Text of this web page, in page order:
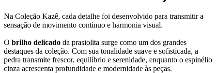
Na Coleção Kazê, cada detalhe foi desenvolvido para transmitir a
sensação de movimento contínuo e harmonia visual.
O brilho delicado da prasiolita surge como um dos grandes
destaques da coleção. Com sua tonalidade suave e sofisticada, a
pedra transmite frescor, equilíbrio e serenidade, enquanto o espinélio
cinza acrescenta profundidade e modernidade às peças.